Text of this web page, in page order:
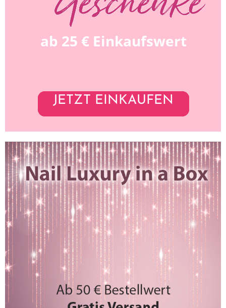
JETZT EINKAUFEN
ab 25 € Einkaufswert